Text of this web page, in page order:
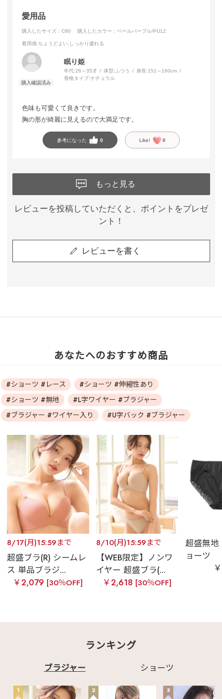
愛用品
購入したサイズ：C80 購入したカラー：ペールパープル/PU12
着用感:ちょうどよい,しっかり盛れる
眠り姫
年代:26～35才 体型:ふつう 身長:151～160cm
骨格タイプ:ナチュラル
色味も可愛くて良きです。
胸の形が綺麗に見えるので大満足です。
参考になった 0 Like! 0
もっと見る
レビューを投稿していただくと、ポイントをプレゼ
ント！
レビューを書く
あなたへのおすすめ商品
#ショーツ #レース
#ショーツ #伸縮性あり
#ショーツ #無地
#L字ワイヤー #ブラジャー
#ブラジャー #ワイヤー入り
#U字バック #ブラジャー
8/17(月)15:59まで
超盛ブラ(R) シームレ
ス 単品ブラジ...
￥2,079 [30％OFF]
8/10(月)15:59まで
【WEB限定】ノンワ
イヤー 超盛ブラ(...
￥2,618 [30％OFF]
超盛無地
ョーツ
ランキング
ブラジャー ショーツ
1 2 3